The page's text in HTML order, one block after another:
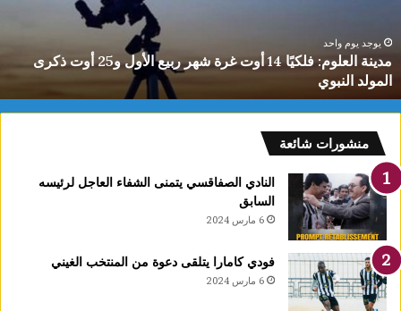
ربيع
الأول
و25
أوت
ذكرى
المولد
النبوي
يوجد يوم واحد
مدينة العلوم: فلكيًا 14 أوت غرة شهر ربيع الأول و25 أوت ذكرى
المولد النبوي
منشورات شائعة
النادي الصفاقسي يتمنى الشفاء العاجل لرئيسه
السابق
6 مارس 2024
فودي كامارا يتلقى دعوة من المنتخب الغيني
6 مارس 2024